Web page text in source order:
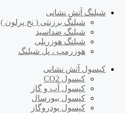
شیلنگ آتش نشانی
شیلنگ برزنتی ( نخ پرلون )
شیلنگ ضداسید
شیلنگ هوزریلی
هوزرمپ ، پل شیلنگ
کپسول آتش نشانی
کپسول CO2
کپسول آب و گاز
کپسول بیورسال
کپسول پودروگاز